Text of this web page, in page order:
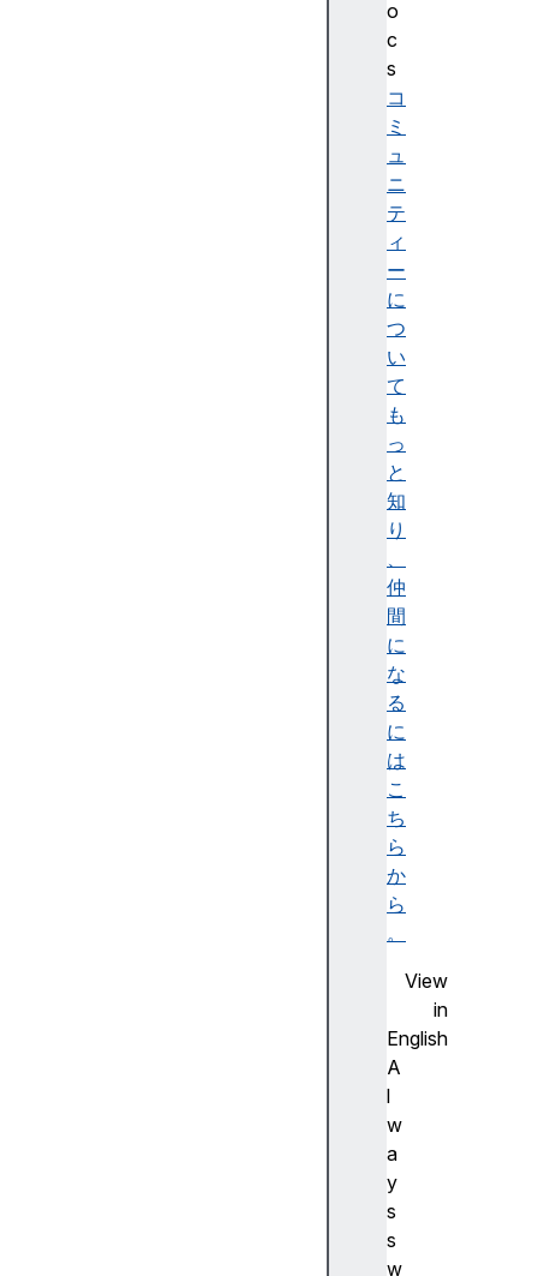
o
c
s
コ
ミ
ュ
ニ
テ
ィ
ー
に
つ
い
て
も
っ
と
知
り
、
仲
間
に
な
る
に
は
こ
ち
ら
か
ら
。
View
in
English
A
l
w
a
y
s
s
w